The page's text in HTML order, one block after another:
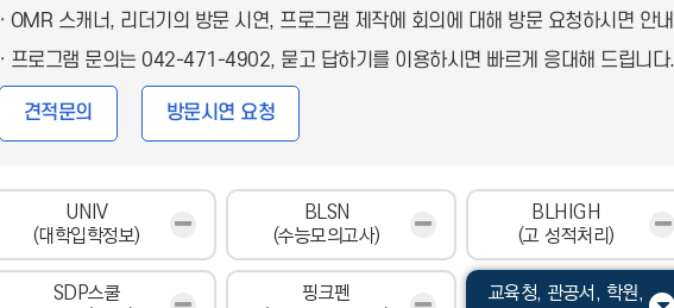
· OMR 스캐너, 리더기의 방문 시연, 프로그램 제작에 회의에 대해 방문 요청하시면 안
· 프로그램 문의는 042-471-4902, 묻고 답하기를 이용하시면 빠르게 응대해 드립니다.
견적문의 방문시연 요청
UNIV
(대학입학정보)
BLSN
(수능모의고사)
BLHIGH
(고 성적처리)
SDP스쿨
핑크펜
교육청, 관공서, 학원,